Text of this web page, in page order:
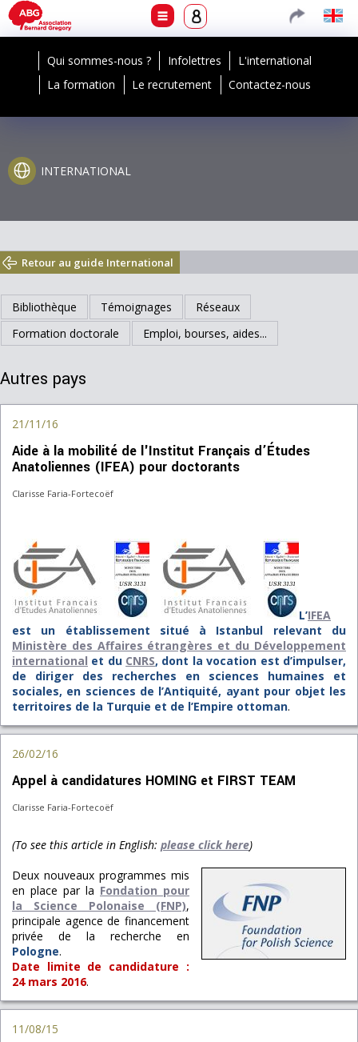
Qui sommes-nous ? Infolettres
L'international
La formation
Le recrutement Contactez-nous
INTERNATIONAL
Retour au guide International
Bibliothèque Témoignages
Réseaux
Formation doctorale
Emploi, bourses, aides...
Autres pays
21/11/16
Aide à la mobilité de l'Institut Français d’Études
Anatoliennes (IFEA) pour doctorants
Clarisse Faria-Fortecoëf
L’IFEA
est un établissement situé à Istanbul relevant du
Ministère des Affaires étrangères et du Développement
international et du CNRS, dont la vocation est d’impulser,
de diriger des recherches en sciences humaines et
sociales, en sciences de l’Antiquité, ayant pour objet les
territoires de la Turquie et de l’Empire ottoman.
26/02/16
Appel à candidatures HOMING et FIRST TEAM
Clarisse Faria-Fortecoëf
(To see this article in English: please click here)
Deux nouveaux programmes mis
en place par la Fondation pour
la Science Polonaise (FNP),
principale agence de financement
privée de la recherche en
Pologne.
Date limite de candidature :
24 mars 2016.
11/08/15